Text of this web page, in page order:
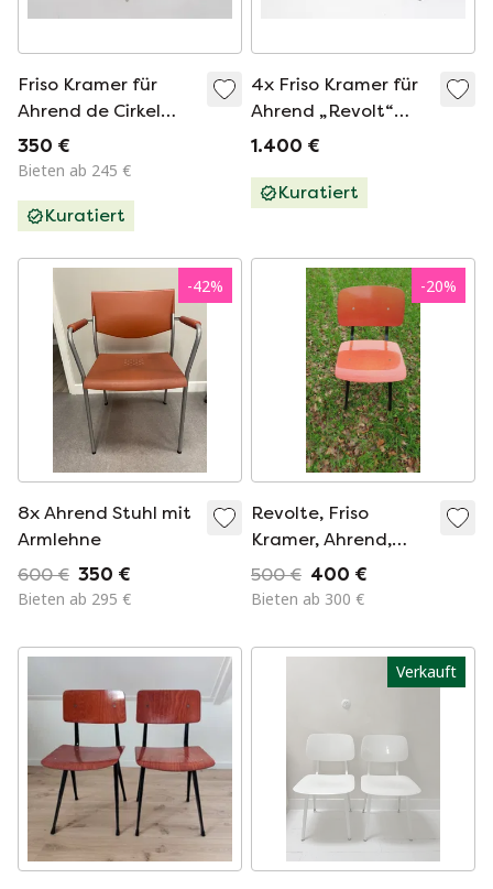
Friso Kramer für
Ahrend de Cirkel
„Revolt“
Esszimmerstuhl,
Jahre
350 €
Bieten ab 245 €
Kuratiert
4x Friso Kramer für
Ahrend „Revolt“
Stuhl, 1993
1.400 €
Kuratiert
-42%
8x Ahrend Stuhl mit
Armlehne
600 € 350 €
Bieten ab 295 €
-20%
Revolte, Friso
Kramer, Ahrend,
„Der Kreis“
500 € 400 €
Bieten ab 300 €
Verkauft